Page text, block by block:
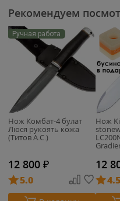
Рекомендуем
Ручная работа
Нож Комбат-4 булат
Люся рукоять кожа
(Титов А.С.)
12 800 ₽
5.0
Нож
12
4.5